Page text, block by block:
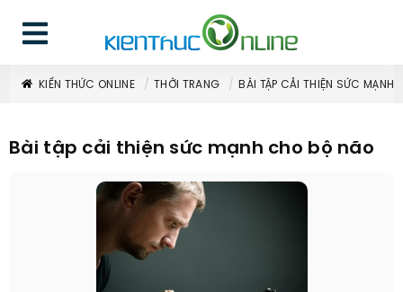
KIẾN THỨC ONLINE THỜI TRANG BÀI TẬP CẢI THIỆN SỨC MẠNH
Bài tập cải thiện sức mạnh cho bộ não